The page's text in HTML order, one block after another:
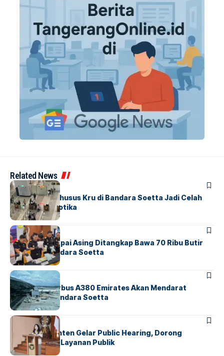
Related News
BANDARABERITA
Ketika Jalur Khusus Kru di Bandara Soetta Jadi Celah
Sindikat Narkotika
BANDARA BERITA
Kopilot Maskapai Asing Ditangkap Bawa 70 Ribu Butir
Ekstasi di Bandara Soetta
BANDARA BERITA
8 Agustus, Airbus A380 Emirates Akan Mendarat
Perdana di Bandara Soetta
BANDARABERITA
Karantina Banten Gelar Public Hearing, Dorong
Transparansi Layanan Publik